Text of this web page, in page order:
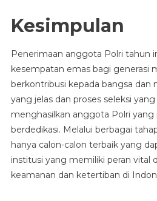
Kesimpulan
Penerimaan anggota Polri tahun
kesempatan emas bagi generasi
berkontribusi kepada bangsa dan
yang jelas dan proses seleksi
menghasilkan anggota Polri yang
berdedikasi. Melalui berbagai
hanya calon-calon terbaik yang
institusi yang memiliki peran vital
keamanan dan ketertiban di